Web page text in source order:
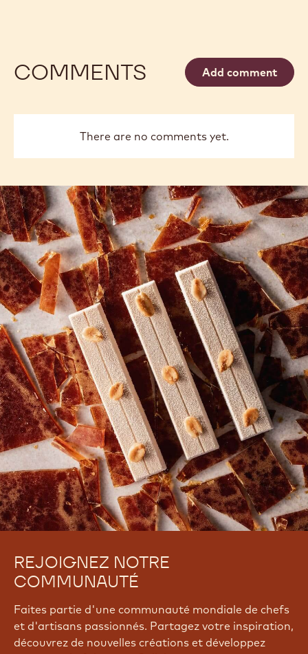
COMMENTS Add comment
There are no comments yet.
REJOIGNEZ NOTRE
COMMUNAUTÉ
Faites partie d'une communauté mondiale de chefs
et d'artisans passionnés. Partagez votre inspiration,
découvrez de nouvelles créations et développez